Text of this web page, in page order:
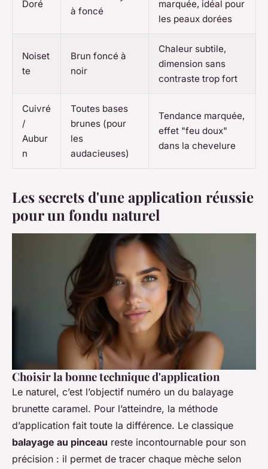
Doré
à foncé
marquée, idéal pour
les peaux dorées
Noiset
te
Brun foncé à
noir
Chaleur subtile,
dimension sans
contraste trop fort
Cuivré
/
Aubur
n
Toutes bases
brunes (pour
les
audacieuses)
Tendance marquée,
effet "feu doux"
dans la chevelure
Les secrets d'une application réussie
pour un fondu naturel
Choisir la bonne technique d'application
Le naturel, c’est l’objectif numéro un du balayage
brunette caramel. Pour l’atteindre, la méthode
d’application fait toute la différence. Le classique
balayage au pinceau reste incontournable pour son
précision : il permet de tracer chaque mèche selon